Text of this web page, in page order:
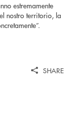
estremamente
nostro territorio, la
SHARE